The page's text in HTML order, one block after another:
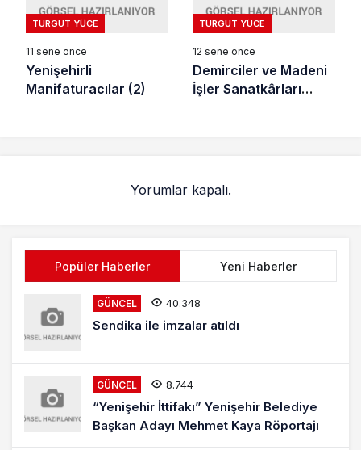
TURGUT YÜCE
11 sene önce
Yenişehirli
Manifaturacılar (2)
TURGUT YÜCE
12 sene önce
Demirciler ve Madeni
İşler Sanatkârları
Yorumlar kapalı.
Popüler Haberler Yeni Haberler
GÜNCEL 40.348
Sendika ile imzalar atıldı
GÜNCEL 8.744
“Yenişehir İttifakı” Yenişehir Belediye
Başkan Adayı Mehmet Kaya Röportajı